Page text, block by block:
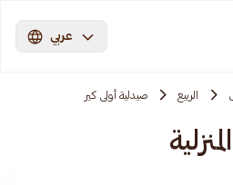
عربي
الربيع صيدلية أولى كير